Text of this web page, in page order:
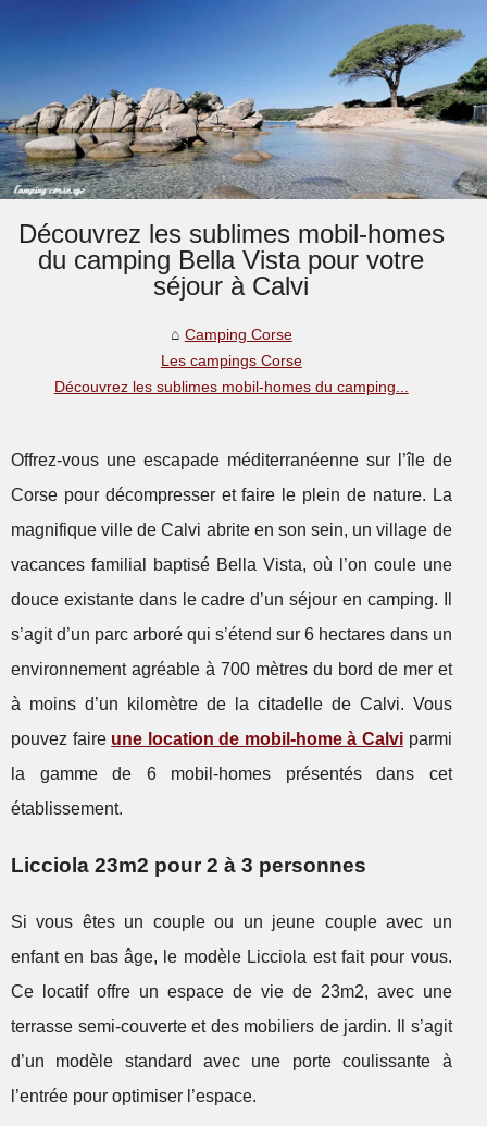
Découvrez les sublimes mobil-homes
du camping Bella Vista pour votre
séjour à Calvi
Camping Corse
Les campings Corse
Découvrez les sublimes mobil-homes du camping...
Offrez-vous une escapade méditerranéenne sur l’île de
Corse pour décompresser et faire le plein de nature. La
magnifique ville de Calvi abrite en son sein, un village de
vacances familial baptisé Bella Vista, où l’on coule une
douce existante dans le cadre d’un séjour en camping. Il
s’agit d’un parc arboré qui s’étend sur 6 hectares dans un
environnement agréable à 700 mètres du bord de mer et
à moins d’un kilomètre de la citadelle de Calvi. Vous
pouvez faire une location de mobil-home à Calvi parmi
la gamme de 6 mobil-homes présentés dans cet
établissement.
Licciola 23m2 pour 2 à 3 personnes
Si vous êtes un couple ou un jeune couple avec un
enfant en bas âge, le modèle Licciola est fait pour vous.
Ce locatif offre un espace de vie de 23m2, avec une
terrasse semi-couverte et des mobiliers de jardin. Il s’agit
d’un modèle standard avec une porte coulissante à
l’entrée pour optimiser l’espace.